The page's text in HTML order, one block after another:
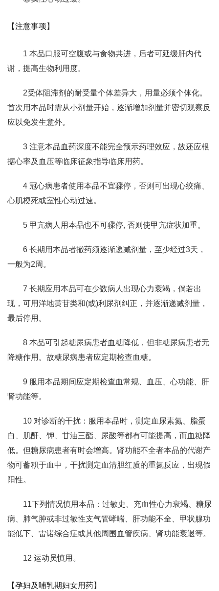
【注意事项】
1 本品口服可空腹或与食物共进，后者可延缓肝内代
谢，提高生物利用度。
2受体阻滞剂的耐受量个体差异大，用量必须个体化。
首次用本品时需从小剂量开始，逐渐增加剂量并密切观察反
应以免发生意外。
3 注意本品血药深度不能完全预示药理效应，故还应根
据心率及血压等临床征象指导临床用药。
4 冠心病患者使用本品不宜骤停，否则可出现心绞痛、
心肌梗死或室性心动过速。
5 甲亢病人用本品也不可骤停, 否则使甲亢症状加重。
6 长期用本品者撤药须逐渐递减剂量，至少经过3天，
一般为2周。
7 长期应用本品可在少数病人出现心力衰竭，倘若出
现，可用洋地黄苷类和(或)利尿剂纠正，并逐渐递减剂量，
最后停用。
8 本品可引起糖尿病患者血糖降低，但非糖尿病患者无
降糖作用。故糖尿病患者应定期检查血糖。
9 服用本品期间应定期检查血常规、血压、心功能、肝
肾功能等。
10 对诊断的干扰：服用本品时，测定血尿素氮、脂蛋
白、肌酐、钾、甘油三酯、尿酸等都有可能提高，而血糖降
低。但糖尿病患者有时会增高。肾功能不全者本品的代谢产
物可蓄积于血中，干扰测定血清胆红质的重氮反应，出现假
阳性。
11下列情况慎用本品：过敏史、充血性心力衰竭、糖尿
病、肺气肿或非过敏性支气管哮喘、肝功能不全、甲状腺功
能低下、雷诺综合症或其他周围血管疾病、肾功能衰退等。
12 运动员慎用。
【孕妇及哺乳期妇女用药】